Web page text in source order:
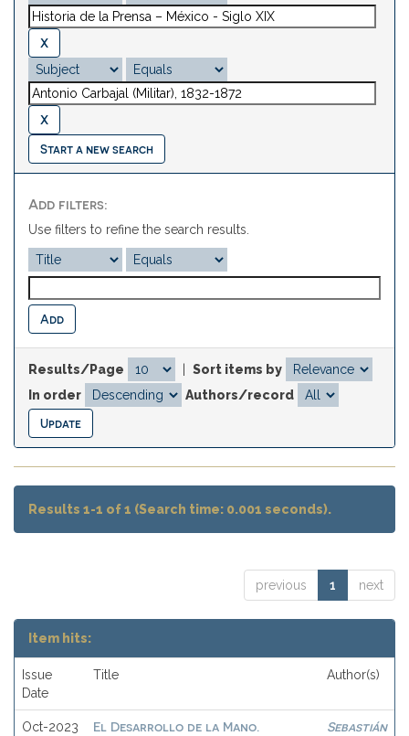
Start a new search
Add filters:
Use filters to refine the search results.
Results/Page
Sort items by
In order
Authors/record
Results 1-1 of 1 (Search time: 0.001 seconds).
previous 1 next
Item hits:
Issue
Date
Title Author(s)
Oct-2023
El Desarrollo de la Mano.
Sebastián